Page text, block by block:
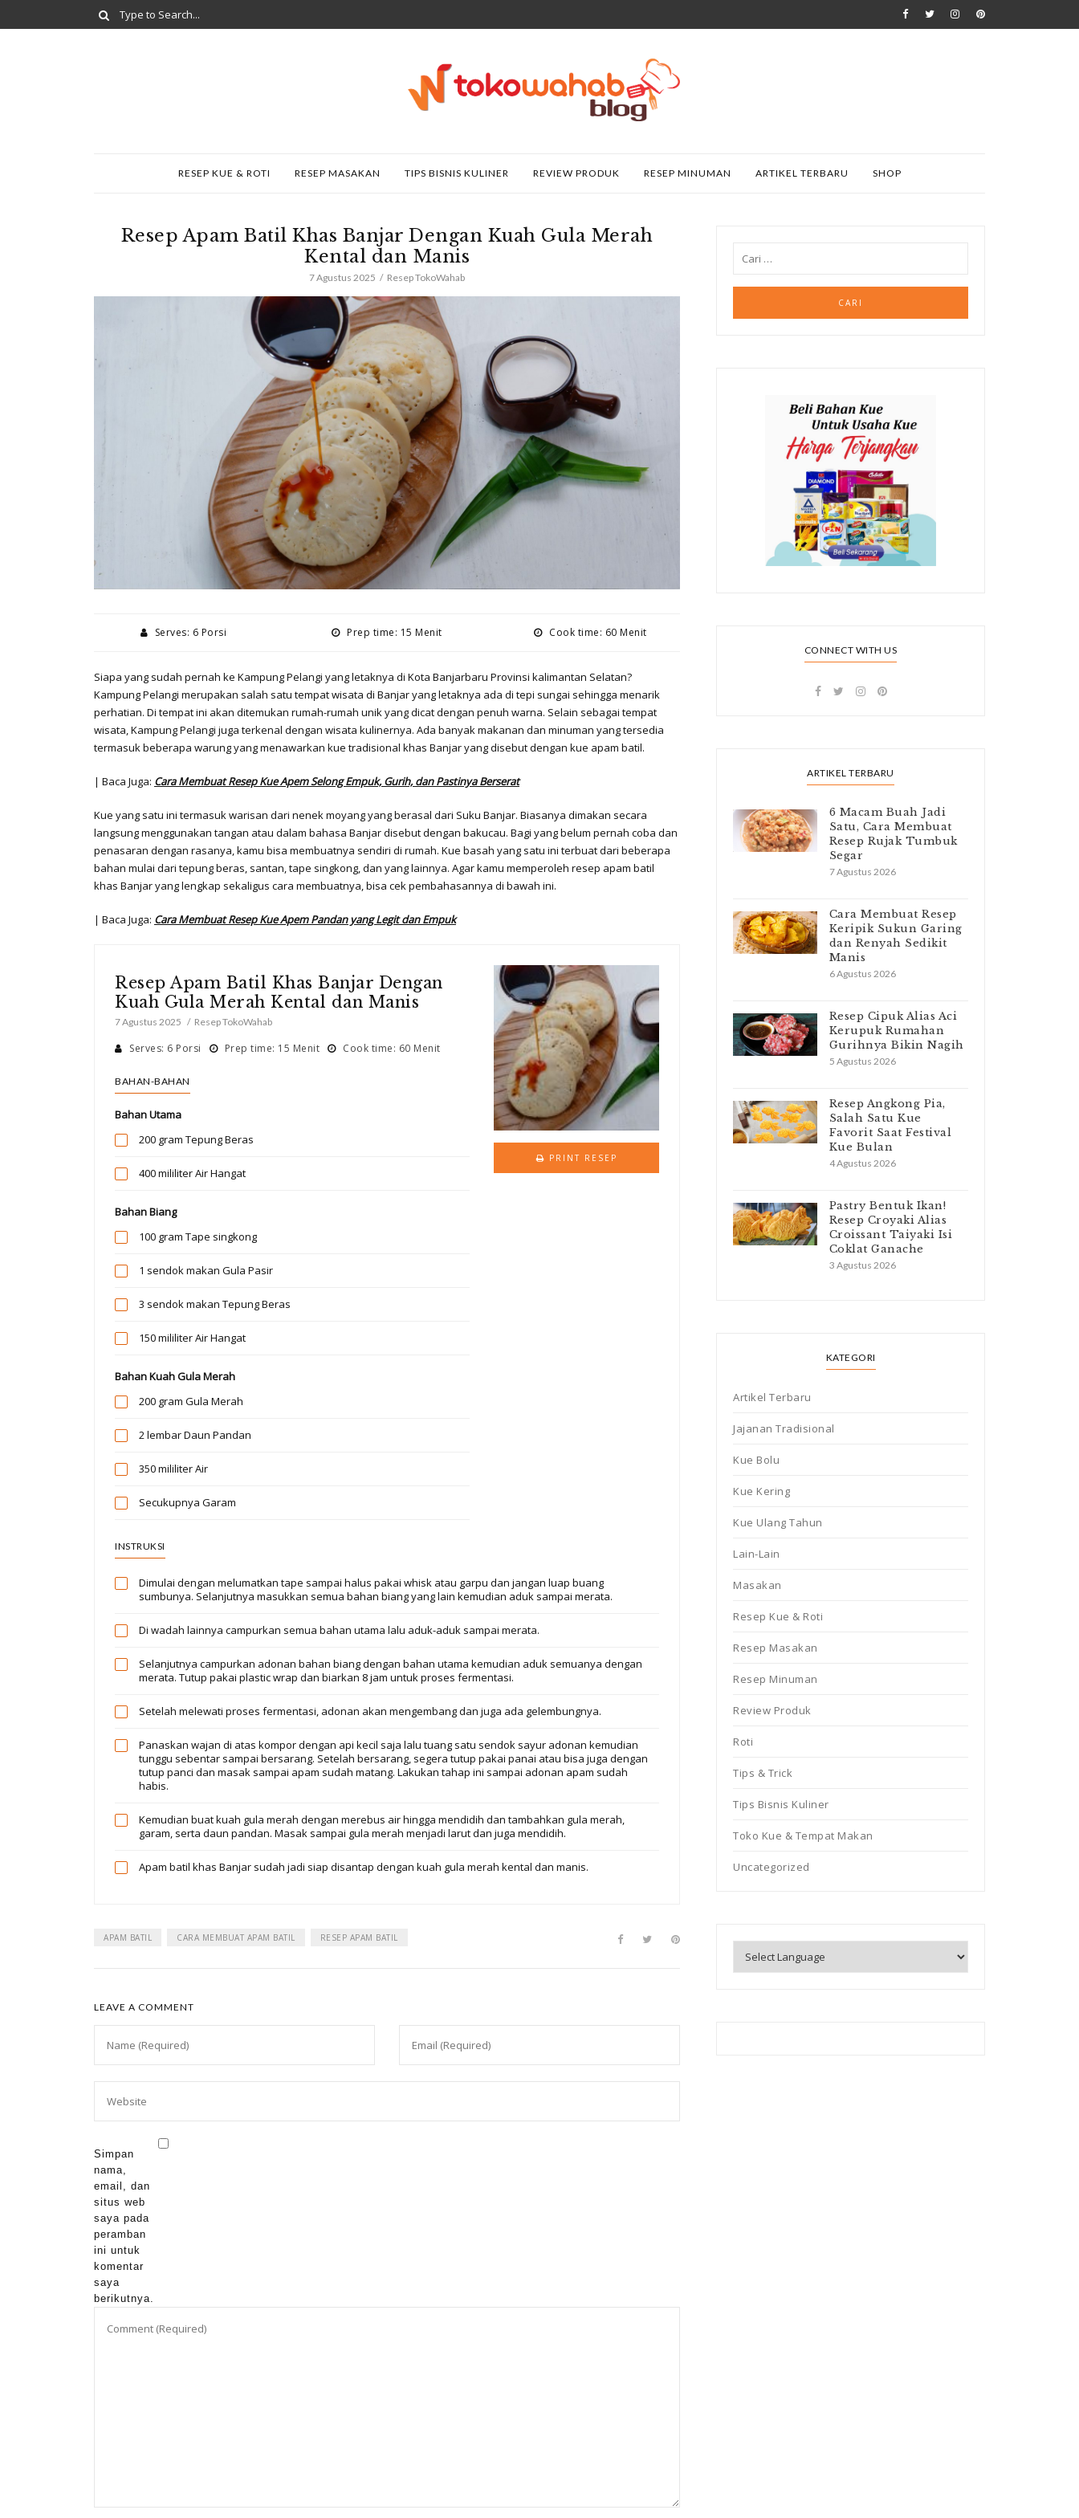
RESEP KUE & ROTI RESEP MASAKAN TIPS BISNIS KULINER REVIEW PRODUK RESEP MINUMAN ARTIKEL TERBARU SHOP
Resep Apam Batil Khas Banjar Dengan Kuah Gula Merah
Kental dan Manis
7 Agustus 2025 Resep TokoWahab
Serves: 6 Porsi Prep time: 15 Menit Cook time: 60 Menit
Siapa yang sudah pernah ke Kampung Pelangi yang letaknya di Kota Banjarbaru Provinsi kalimantan Selatan?
Kampung Pelangi merupakan salah satu tempat wisata di Banjar yang letaknya ada di tepi sungai sehingga menarik
perhatian. Di tempat ini akan ditemukan rumah-rumah unik yang dicat dengan penuh warna. Selain sebagai tempat
wisata, Kampung Pelangi juga terkenal dengan wisata kulinernya. Ada banyak makanan dan minuman yang tersedia
termasuk beberapa warung yang menawarkan kue tradisional khas Banjar yang disebut dengan kue apam batil.
| Baca Juga: Cara Membuat Resep Kue Apem Selong Empuk, Gurih, dan Pastinya Berserat
Kue yang satu ini termasuk warisan dari nenek moyang yang berasal dari Suku Banjar. Biasanya dimakan secara
langsung menggunakan tangan atau dalam bahasa Banjar disebut dengan bakucau. Bagi yang belum pernah coba dan
penasaran dengan rasanya, kamu bisa membuatnya sendiri di rumah. Kue basah yang satu ini terbuat dari beberapa
bahan mulai dari tepung beras, santan, tape singkong, dan yang lainnya. Agar kamu memperoleh resep apam batil
khas Banjar yang lengkap sekaligus cara membuatnya, bisa cek pembahasannya di bawah ini.
| Baca Juga: Cara Membuat Resep Kue Apem Pandan yang Legit dan Empuk
PRINT RESEP
Resep Apam Batil Khas Banjar Dengan
Kuah Gula Merah Kental dan Manis
7 Agustus 2025 Resep TokoWahab
Serves: 6 Porsi Prep time: 15 Menit Cook time: 60 Menit
BAHAN-BAHAN
Bahan Utama
200 gram Tepung Beras
400 mililiterAir Hangat
Bahan Biang
100 gram Tape singkong
1 sendok makan Gula Pasir
3 sendok makan Tepung Beras
150 mililiterAir Hangat
Bahan Kuah Gula Merah
200 gram Gula Merah
2 lembarDaun Pandan
350 mililiterAir
Secukupnya Garam
INSTRUKSI
Dimulai dengan melumatkan tape sampai halus pakai whisk atau garpu dan jangan luap buang
sumbunya. Selanjutnya masukkan semua bahan biang yang lain kemudian aduk sampai merata.
Di wadah lainnya campurkan semua bahan utama lalu aduk-aduk sampai merata.
Selanjutnya campurkan adonan bahan biang dengan bahan utama kemudian aduk semuanya dengan
merata. Tutup pakai plastic wrap dan biarkan 8 jam untuk proses fermentasi.
Setelah melewati proses fermentasi, adonan akan mengembang dan juga ada gelembungnya.
Panaskan wajan di atas kompor dengan api kecil saja lalu tuang satu sendok sayur adonan kemudian
tunggu sebentar sampai bersarang. Setelah bersarang, segera tutup pakai panai atau bisa juga dengan
tutup panci dan masak sampai apam sudah matang. Lakukan tahap ini sampai adonan apam sudah
habis.
Kemudian buat kuah gula merah dengan merebus air hingga mendidih dan tambahkan gula merah,
garam, serta daun pandan. Masak sampai gula merah menjadi larut dan juga mendidih.
Apam batil khas Banjar sudah jadi siap disantap dengan kuah gula merah kental dan manis.
APAM BATIL CARA MEMBUAT APAM BATIL RESEP APAM BATIL
LEAVE A COMMENT
Simpan
nama,
email, dan
situs web
saya pada
peramban
ini untuk
komentar
saya
berikutnya.
CONNECT WITH US
ARTIKEL TERBARU
6 Macam Buah Jadi
Satu, Cara Membuat
Resep Rujak Tumbuk
Segar
7 Agustus 2026
Cara Membuat Resep
Keripik Sukun Garing
dan Renyah Sedikit
Manis
6 Agustus 2026
Resep Cipuk Alias Aci
Kerupuk Rumahan
Gurihnya Bikin Nagih
5 Agustus 2026
Resep Angkong Pia,
Salah Satu Kue
Favorit Saat Festival
Kue Bulan
4 Agustus 2026
Pastry Bentuk Ikan!
Resep Croyaki Alias
Croissant Taiyaki Isi
Coklat Ganache
3 Agustus 2026
KATEGORI
Artikel Terbaru
Jajanan Tradisional
Kue Bolu
Kue Kering
Kue Ulang Tahun
Lain-Lain
Masakan
Resep Kue & Roti
Resep Masakan
Resep Minuman
Review Produk
Roti
Tips & Trick
Tips Bisnis Kuliner
Toko Kue & Tempat Makan
Uncategorized